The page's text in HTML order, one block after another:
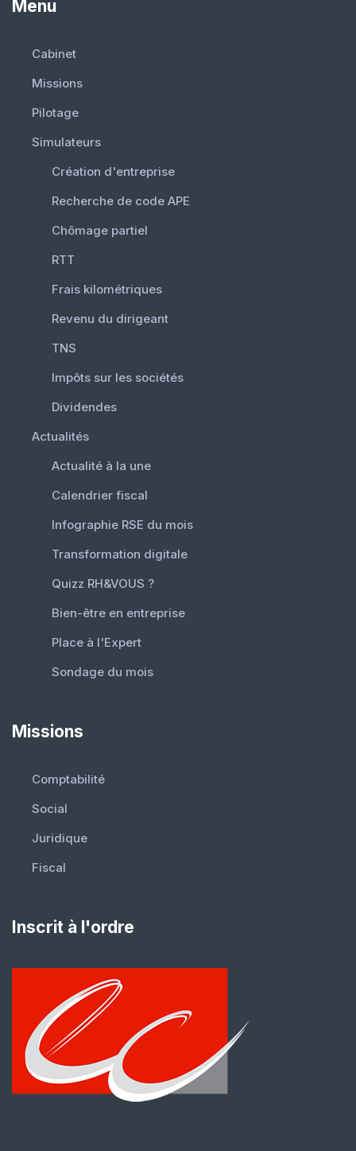
Menu
Cabinet
Missions
Pilotage
Simulateurs
Création d'entreprise
Recherche de code APE
Chômage partiel
RTT
Frais kilométriques
Revenu du dirigeant
TNS
Impôts sur les sociétés
Dividendes
Actualités
Actualité à la une
Calendrier fiscal
Infographie RSE du mois
Transformation digitale
Quizz RH&VOUS ?
Bien-être en entreprise
Place à l'Expert
Sondage du mois
Missions
Comptabilité
Social
Juridique
Fiscal
Inscrit à l'ordre